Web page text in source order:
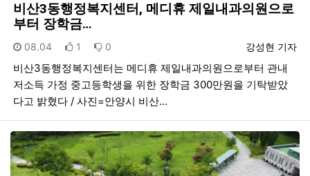
비산3동행정복지센터, 메디휴 제일내과의원으로
부터 장학금…
등록자
강성현 기자
등록일
08.04 추천
1 비추천
0
비산3동행정복지센터는 메디휴 제일내과의원으로부터 관내
저소득 가정 중고등학생을 위한 장학금 300만원을 기탁받았
다고 밝혔다 / 사진=안양시 비산…